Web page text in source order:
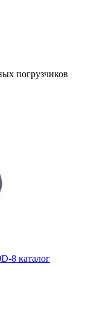
погрузчиков
8 каталог